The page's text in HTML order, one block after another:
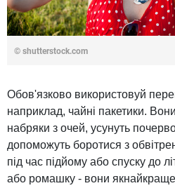
© shutterstock.com
Обов'язково використовуй
наприклад, чайні пакетики.
набряки з очей, усунуть
допоможуть боротися з
під час підйому або спуску до
або ромашку - вони